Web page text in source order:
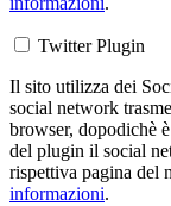
Twitter Plugin
Il sito utilizza dei
social network
browser, dopodichè
del plugin il social
rispettiva pagina del
informazioni.